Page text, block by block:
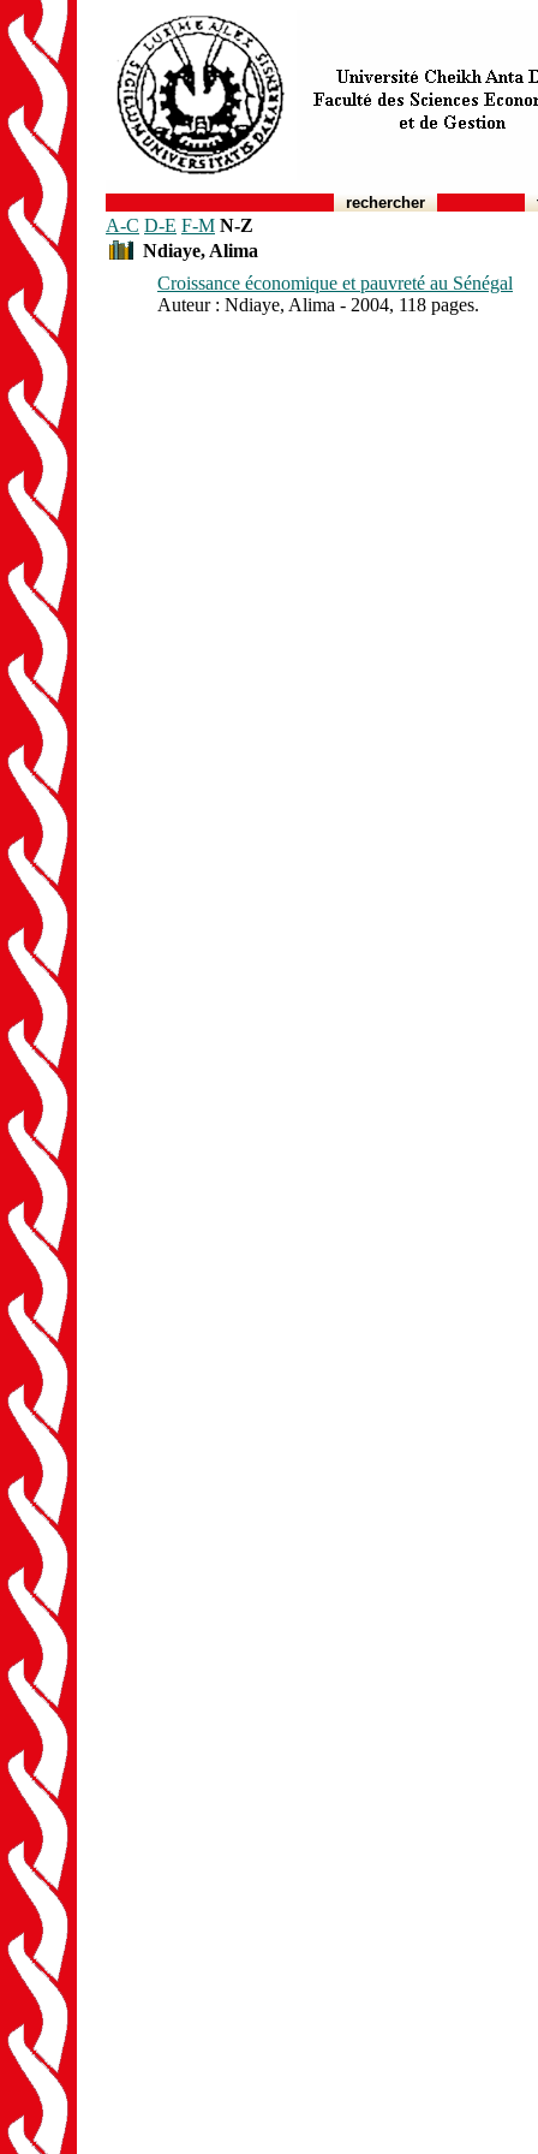
rechercher
A-C D-E F-M N-Z
Ndiaye, Alima
Croissance économique et pauvreté au Sénégal
Auteur : Ndiaye, Alima - 2004, 118 pages.